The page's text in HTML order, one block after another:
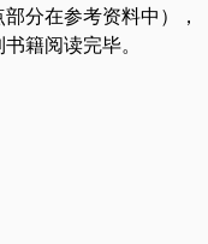
分在参考资料中），
籍阅读完毕。